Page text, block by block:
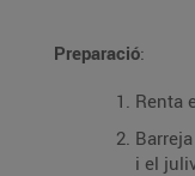
Preparació:
Renta
i el